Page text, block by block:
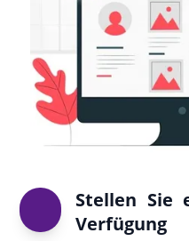
Stellen Sie
Verfügung